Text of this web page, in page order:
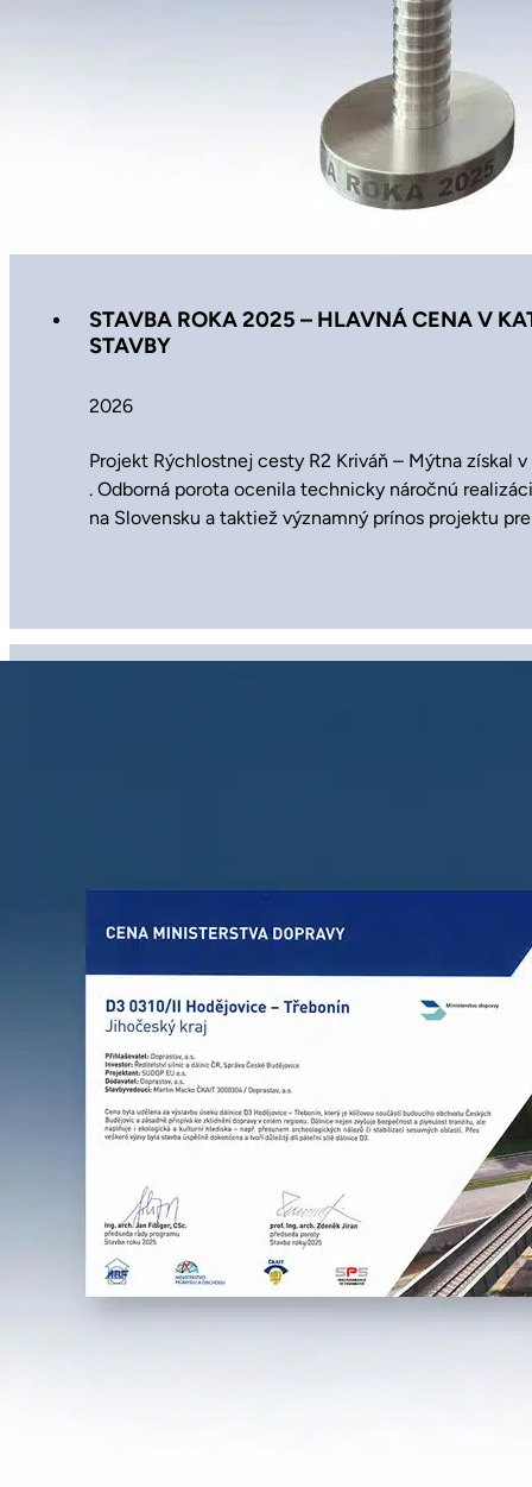
STAVBA ROKA 2025 – HLAVNÁ CENA V
STAVBY
2026
Projekt Rýchlostnej cesty R2 Kriváň – Mýtna získal
. Odborná porota ocenila technicky náročnú
na Slovensku a taktiež významný prínos projektu